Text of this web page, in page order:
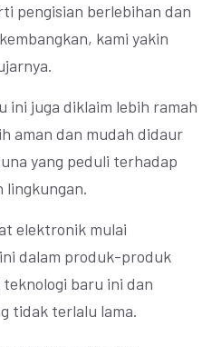
pengisian berlebihan dan
kami yakin
ini juga diklaim lebih ramah
aman dan mudah didaur
yang peduli terhadap
lingkungan.
elektronik mulai
dalam produk-produk
baru ini dan
tidak terlalu lama.